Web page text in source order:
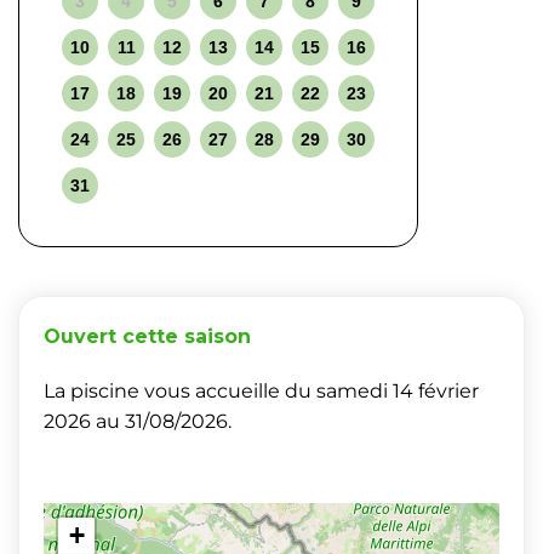
10 11 12 13 14 15 16
17 18 19 20 21 22 23
24 25 26 27 28 29 30
31
Ouvert cette saison
La piscine vous accueille du samedi 14 février
2026 au 31/08/2026.
+